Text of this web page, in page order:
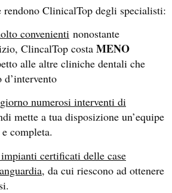
ClinicalTop degli specialisti:
convenienti nonostante
ClincalTop costa MENO
alle altre cliniche dentali che
d’intervento
numerosi interventi di
mette a tua disposizione un’equipe
completa.
certificati delle case
, da cui riescono ad ottenere